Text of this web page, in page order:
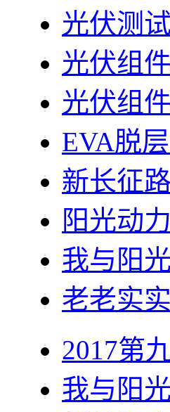
光伏测
光伏组
光伏组
EVA脱
新长征
阳光动
我与阳
老老实
2017第
我与阳